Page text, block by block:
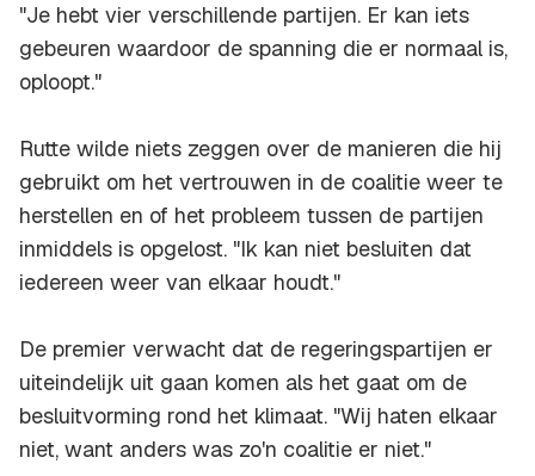
"Je hebt vier verschillende partijen. Er kan iets
gebeuren waardoor de spanning die er normaal is,
oploopt."
Rutte wilde niets zeggen over de manieren die hij
gebruikt om het vertrouwen in de coalitie weer te
herstellen en of het probleem tussen de partijen
inmiddels is opgelost. "Ik kan niet besluiten dat
iedereen weer van elkaar houdt."
De premier verwacht dat de regeringspartijen er
uiteindelijk uit gaan komen als het gaat om de
besluitvorming rond het klimaat. "Wij haten elkaar
niet, want anders was zo'n coalitie er niet."